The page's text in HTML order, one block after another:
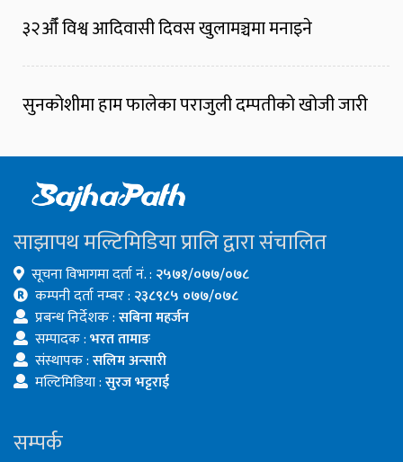
३२औँ विश्व आदिवासी दिवस खुलामञ्चमा मनाइने
सुनकोशीमा हाम फालेका पराजुली दम्पतीको खोजी जारी
साझापथ मल्टिमिडिया प्रालि द्वारा संचालित
सूचना विभागमा दर्ता नं. : २५७१/०७७/०७८
कम्पनी दर्ता नम्बर : २३८९८५ ०७७/०७८
प्रबन्ध निर्देशक :सबिना महर्जन
सम्पादक :भरत तामाङ
संस्थापक :सलिम अन्सारी
मल्टिमिडिया :सुरज भट्टराई
सम्पर्क